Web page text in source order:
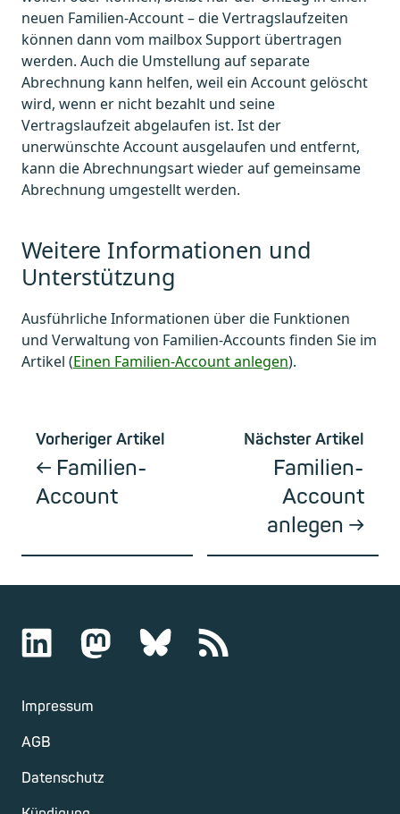
neuen Familien-Account – die Vertragslaufzeiten
können dann vom mailbox Support übertragen
werden. Auch die Umstellung auf separate
Abrechnung kann helfen, weil ein Account gelöscht
wird, wenn er nicht bezahlt und seine
Vertragslaufzeit abgelaufen ist. Ist der
unerwünschte Account ausgelaufen und entfernt,
kann die Abrechnungsart wieder auf gemeinsame
Abrechnung umgestellt werden.
Weitere Informationen und
Unterstützung
Ausführliche Informationen über die Funktionen
und Verwaltung von Familien-Accounts finden Sie im
Artikel (Einen Familien-Account anlegen).
Vorheriger Artikel
Familien-
Account
Nächster Artikel
Familien-
Account
anlegen
Impressum
AGB
Datenschutz